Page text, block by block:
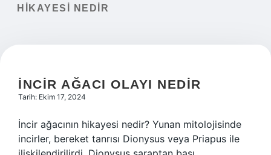
HIKAYESI NEDIR
İNCIR AĞACI OLAYI NEDIR
Tarih: Ekim 17, 2024
İncir ağacının hikayesi nedir? Yunan mitolojisinde
incirler, bereket tanrısı Dionysus veya Priapus ile